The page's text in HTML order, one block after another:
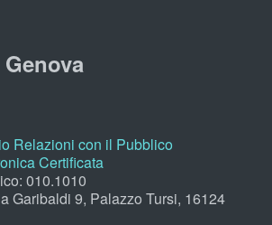
Relazioni con il Pubblico
Certificata
010.1010
Garibaldi 9, Palazzo Tursi, 16124